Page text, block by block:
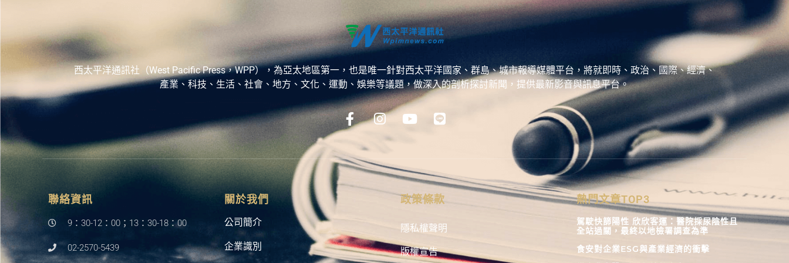
西太平洋通訊社（West Pacific Press，WPP），為亞太地區第一，也是唯一針對西太平洋國家、群島、城市報導媒體平台，將就即時、政治、國際、經濟、
產業、科技、生活、社會、地方、文化、運動、娛樂等議題，做深入的剖析探討新聞，提供最新影音與訊息平台。
聯絡資訊
9：30-12：00；13：30-18：00
02-2570-5439
關於我們
公司簡介
企業識別
政策條款
隱私權聲明
版權宣告
熱門文章TOP3
駕駛快篩陽性 欣欣客運：醫院採尿陰性且
全站過關，最終以地檢署調查為準
食安對企業ESG與產業經濟的衝擊